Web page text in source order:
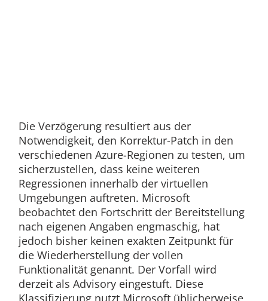
Die Verzögerung resultiert aus der
Notwendigkeit, den Korrektur-Patch in den
verschiedenen Azure-Regionen zu testen, um
sicherzustellen, dass keine weiteren
Regressionen innerhalb der virtuellen
Umgebungen auftreten. Microsoft
beobachtet den Fortschritt der Bereitstellung
nach eigenen Angaben engmaschig, hat
jedoch bisher keinen exakten Zeitpunkt für
die Wiederherstellung der vollen
Funktionalität genannt. Der Vorfall wird
derzeit als Advisory eingestuft. Diese